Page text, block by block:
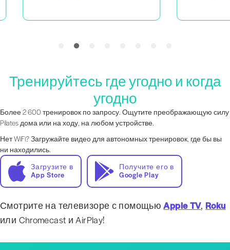
Тренируйтесь где угодно и когда
угодно
Более 2 600 тренировок по запросу. Ощутите преображающую силу
Pilates дома или на ходу, на любом устройстве.
Нет WiFi? Загружайте видео для автономных тренировок, где бы вы
ни находились.
Загрузите в
App Store
Получите его в
Google Play
Смотрите на телевизоре с помощьюApple TV, Roku
или Chromecast и AirPlay!